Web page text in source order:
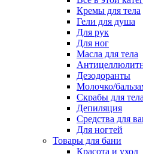
Кремы для тела
Гели для душа
Для рук
Для ног
Масла для тела
Дезодоранты
Молочко/
Скрабы для тела
Депиляция
Средства для
Для ногтей
Товары для бани
Красота и уход